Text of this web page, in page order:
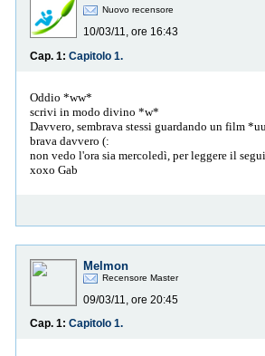
Nuovo recensore
10/03/11, ore 16:43
Cap. 1: Capitolo 1.
Oddio *ww*
scrivi in modo divino *w*
Davvero, sembrava stessi guardando un film
brava davvero (:
non vedo l'ora sia mercoledì, per leggere il
xoxo Gab
Melmon
Recensore Master
09/03/11, ore 20:45
Cap. 1: Capitolo 1.